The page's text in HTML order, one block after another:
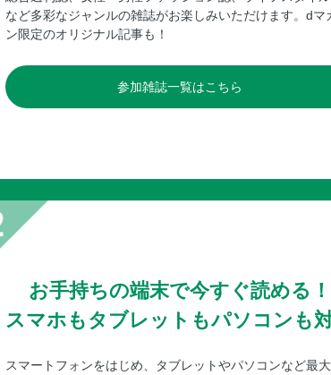
など多彩なジャンルの雑誌がお楽しみいただけます。dマ
ン限定のオリジナル記事も！
参加雑誌一覧はこちら
お手持ちの端末で今すぐ読める！
スマホもタブレットもパソコンも
スマートフォンをはじめ、タブレットやパソコンなど最